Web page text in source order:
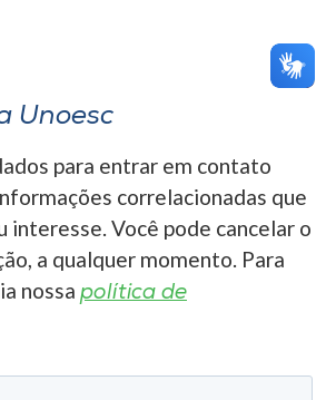
Unoesc
para entrar em contato
correlacionadas que
interesse. Você pode cancelar o
a qualquer momento. Para
nossa política de